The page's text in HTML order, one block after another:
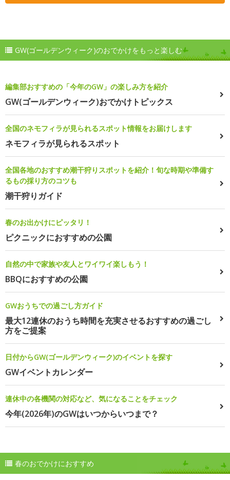
GW(ゴールデンウィーク)のおでかけをもっと楽しむ
編集部おすすめの「今年のGW」の楽しみ方を紹介
GW(ゴールデンウィーク)おでかけトピックス
全国のネモフィラが見られるスポット情報をお届けします
ネモフィラが見られるスポット
全国各地のおすすめ潮干狩りスポットを紹介！旬な時期や準備す
るもの採り方のコツも
潮干狩りガイド
春のお出かけにピッタリ！
ピクニックにおすすめの公園
自然の中で家族や友人とワイワイ楽しもう！
BBQにおすすめの公園
GWおうちでの過ごし方ガイド
最大12連休のおうち時間を充実させるおすすめの過ごし
方をご提案
日付からGW(ゴールデンウィーク)のイベントを探す
GWイベントカレンダー
連休中の各機関の対応など、気になることをチェック
今年(2026年)のGWはいつからいつまで？
春のおでかけにおすすめ